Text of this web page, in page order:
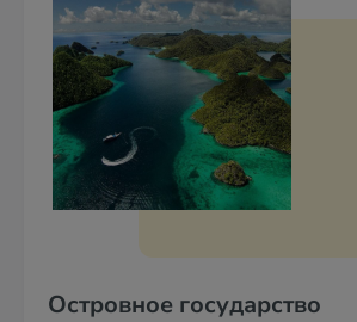
Островное государство